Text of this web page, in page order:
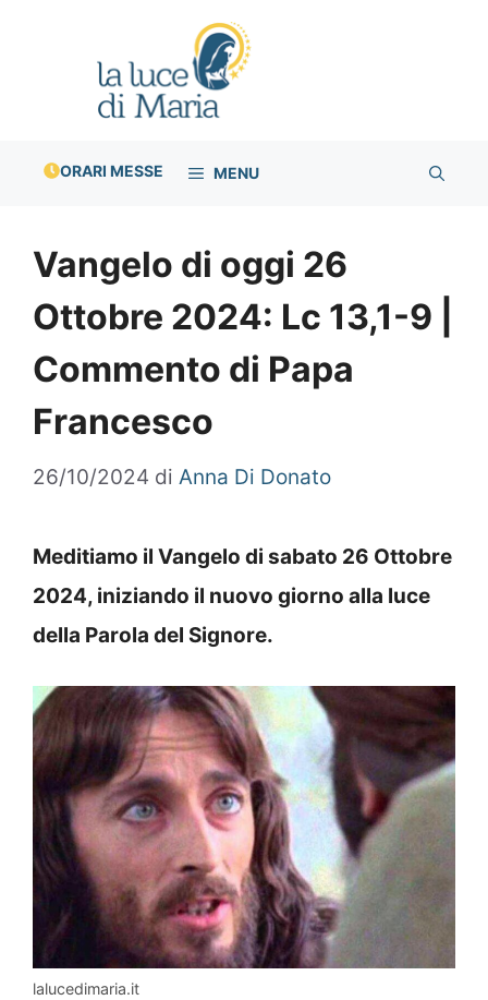
ORARI MESSE MENU
Vangelo di oggi 26
Ottobre 2024: Lc 13,1-9 |
Commento di Papa
Francesco
26/10/2024 di Anna Di Donato
Meditiamo il Vangelo di sabato 26 Ottobre
2024, iniziando il nuovo giorno alla luce
della Parola del Signore.
lalucedimaria.it